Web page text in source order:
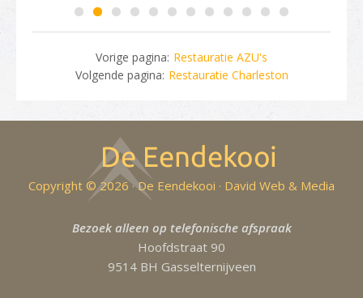
Vorige pagina: Restauratie AZU's
Volgende pagina: Restauratie Charleston
Copyright © 2026 · De Eendekooi · David Web & Media
Bezoek alleen op telefonische afspraak
Hoofdstraat 90
9514 BH Gasselternijveen